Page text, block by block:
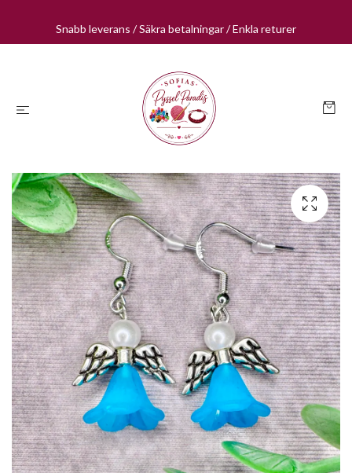
Snabb leverans / Säkra betalningar / Enkla returer